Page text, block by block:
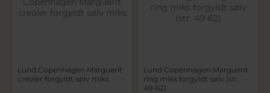
Lund Copenhagen Marguerit
creoler forgyldt sølv miks
Lund Copenhagen Marguerit
ring miks forgyldt sølv (str.
49-62)